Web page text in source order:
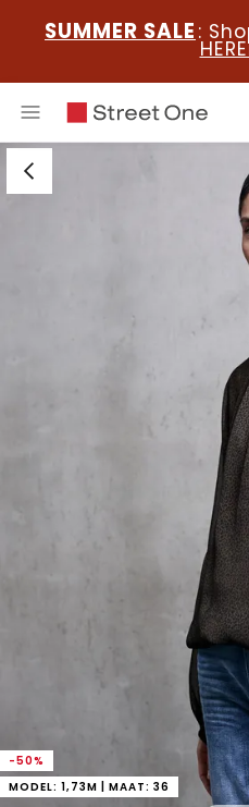
SUMMER SALE :
-50%
MODEL: 1,73M | MAAT: 36